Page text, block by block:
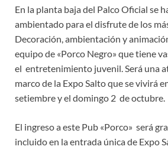
En la planta baja del Palco Oficial se
ambientado para el disfrute de los
Decoración, ambientación y
equipo de «Porco Negro» que tiene
el entretenimiento juvenil. Será una
marco de la Expo Salto que se vivirá
setiembre y el domingo 2 de octubre.
El ingreso a este Pub «Porco» será
incluido en la entrada única de Expo